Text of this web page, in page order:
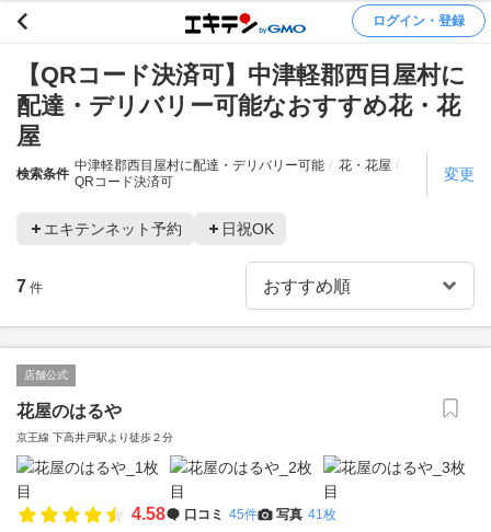
ログイン・登録
【QRコード決済可】中津軽郡西目屋村に
配達・デリバリー可能なおすすめ花・花
屋
検索条件
中津軽郡西目屋村に配達・デリバリー可能
花・花屋
QRコード決済可
変更
エキテンネット予約 日祝OK
7 件
店舗公式
花屋のはるや
京王線 下高井戸駅より徒歩２分
4.58 口コミ 45件 写真 41枚